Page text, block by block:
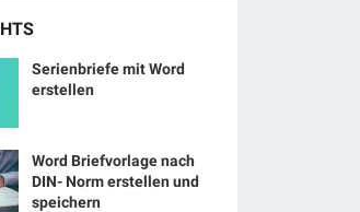
Serienbriefe mit Word
erstellen
Word Briefvorlage nach
DIN- Norm erstellen und
speichern